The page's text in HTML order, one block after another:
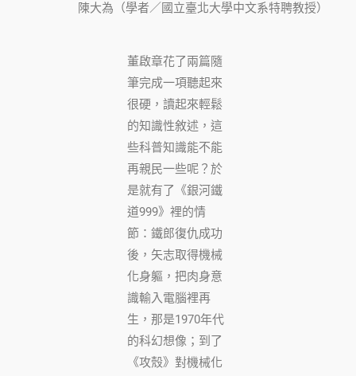
陳大為（學者／國立臺北大學中文系特聘教授）
董啟章花了兩篇隨
筆完成一項聽起來
很硬，讀起來輕鬆
的知識性敘述，這
些科普知識能不能
再親民一些呢？於
是就有了《銀河鐵
道999》裡的情
節：鐵郎復仇成功
後，矢志取得機械
化身軀，把肉身意
識輸入電腦裡再
生，那是1970年代
的科幻想像；到了
《攻殼》對機械化